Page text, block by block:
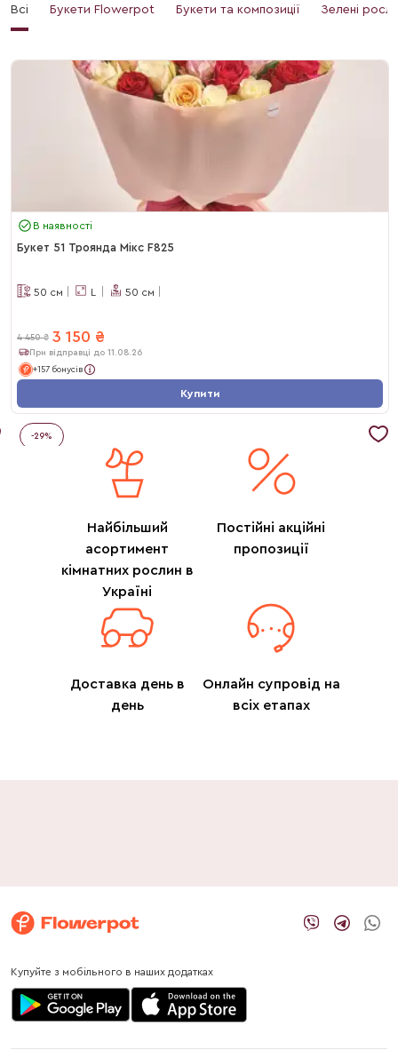
Всі Букети Flowerpot Букети та композиції Зелені
В наявності
Букет 51 Троянда Мікс F825
50 см L 50 см
4 450 ₴ 3 150 ₴
При відправці до 11.08.26
+157 бонусів
Купити
-29%
Найбільший
асортимент
кімнатних рослин в
Україні
Постійні акційні
пропозиції
Доставка день в
день
Онлайн супровід на
всіх етапах
Купуйте з мобільного в наших додатках